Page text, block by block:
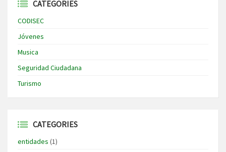
CATEGORIES
CODISEC
Jóvenes
Musica
Seguridad Ciudadana
Turismo
CATEGORIES
entidades (1)